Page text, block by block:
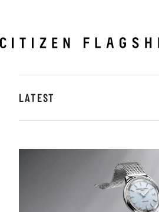
TOKYO
LOCATION@
LATEST